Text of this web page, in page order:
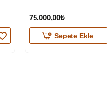
75.000,00₺
Sepete Ekle